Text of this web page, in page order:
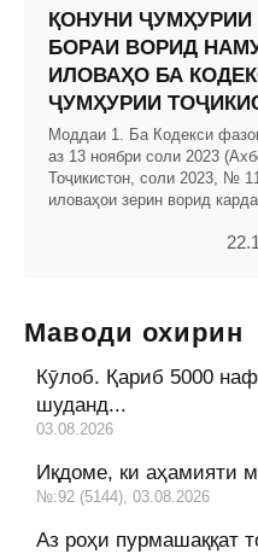
ҚОНУНИ
БОРАИ ВОРИД
ИЛОВАҲО БА
ҶУМҲУРИИ
Моддаи 1. Ба Кодекси
аз 13 ноябри соли 2023
Тоҷикистон, соли 2023, №
иловаҳои зерин ворид
Маводи охирин
Кӯлоб. Қариб 5000
шуданд...
03.08.2026
Иқдоме, ки аҳамияти
№:92 (5144), 03.08.2026
Аз роҳи пурмашаққат